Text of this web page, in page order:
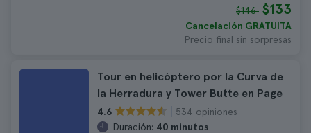
$146 $133
Cancelación GRATUITA
Precio final sin sorpresas
Tour en helicóptero por la Curva de
la Herradura y Tower Butte en Page
4.6
534 opiniones
Duración: 40 minutos